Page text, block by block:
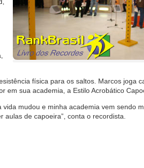
física para os saltos. Marcos joga
em sua academia, a Estilo Acrobático
mudou e minha academia vem sendo
de capoeira”, conta o recordista.